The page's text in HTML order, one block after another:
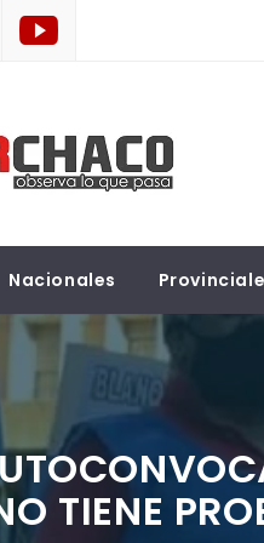
Nacionales
TIENE